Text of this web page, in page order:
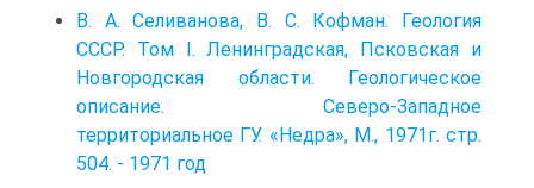
В. А. Селиванова, В. С. Кофман. Геология
СССР. Том I. Ленинградская, Псковская и
Новгородская области. Геологическое
описание. Северо-Западное
территориальное ГУ. «Недра», М., 1971г. стр.
504. - 1971 год